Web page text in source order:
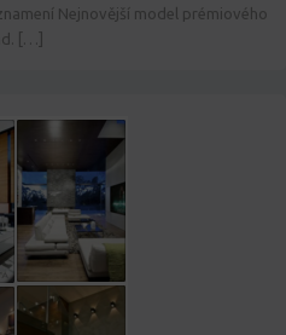
Nejnovější model prémiového
[…]